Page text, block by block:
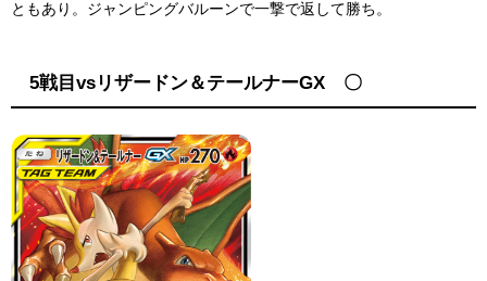
ともあり。ジャンピングバルーンで一撃で返して勝ち。
5戦目vsリザードン＆テールナーGX 〇